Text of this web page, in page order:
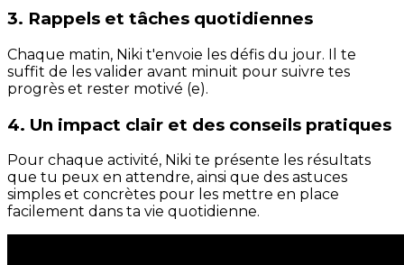
3. Rappels et tâches quotidiennes
Chaque matin, Niki t'envoie les défis du jour. Il te
suffit de les valider avant minuit pour suivre tes
progrès et rester motivé (e).
4. Un impact clair et des conseils pratiques
Pour chaque activité, Niki te présente les résultats
que tu peux en attendre, ainsi que des astuces
simples et concrètes pour les mettre en place
facilement dans ta vie quotidienne.